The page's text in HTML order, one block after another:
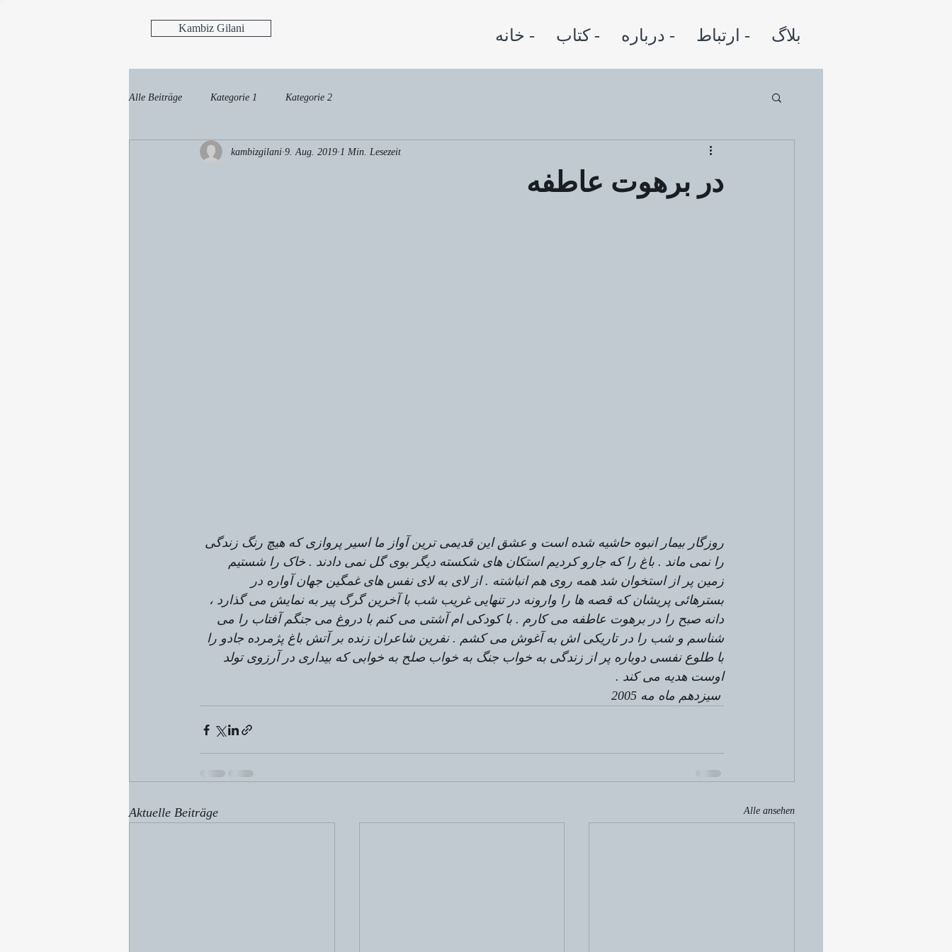
Kambiz Gilani خانه - کتاب - درباره - ارتباط - بلاگ
Alle Beiträge Kategorie 1 Kategorie 2
در برهوت عاطفه
kambizgilani 9. Aug. 2019 1 Min. Lesezeit
روزگار بیمار انبوه حاشیه شده است و عشق این قدیمی ترین آواز ما اسیر پروازی که هیچ رنگ زندگی
را نمی ماند . باغ را که جارو کردیم استکان های شکسته دیگر بوی گل نمی دادند . خاک را شستیم
زمین پر از استخوان شد همه روی هم انباشته . از لای به لای نفس های غمگین جهان آواره در
بسترهائی پریشان که قصه ها را وارونه در تنهایی غریب شب با آخرین گرگ پیر به نمایش می گذارد ،
دانه صبح را در برهوت عاطفه می کارم . با کودکی ام آشتی می کنم با دروغ می جنگم آفتاب را می
شناسم و شب را در تاریکی اش به آغوش می کشم . نفرین شاعران زنده بر آتش باغ پژمرده جادو را
با طلوع نفسی دوباره پر از زندگی به خواب جنگ به خواب صلح به خوابی که بیداری در آرزوی تولد
اوست هدیه می کند .
Aktuelle Beiträge Alle ansehen